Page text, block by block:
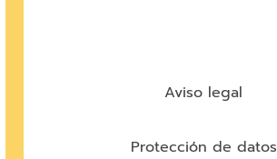
Aviso legal
Protección de datos